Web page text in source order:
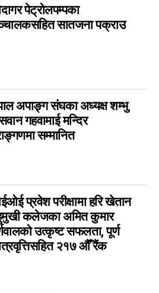
0
पेट्रोलपम्पका
सातजना पक्राउ
अपाङ्ग संघका अध्यक्ष शम्भु
गहवामाई मन्दिर
सम्मानित
प्रवेश परीक्षामा हरि खेतान
कलेजका अमित कुमार
उत्कृष्ट सफलता, पूर्ण
२१७ औँ रैंक